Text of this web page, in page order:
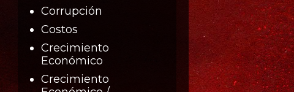
Corrupción
Costos
Crecimiento
Económico
Crecimiento